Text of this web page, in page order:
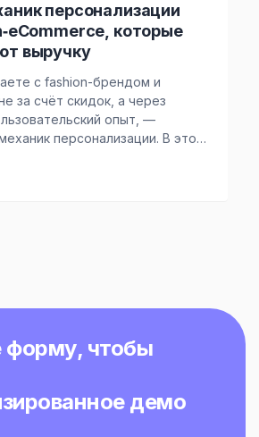
персонализации
которые
выручку
с fashion-брендом и
за счёт скидок, а через
опыт, —
персонализации. В этой
Field без команды
форму, чтобы
демо